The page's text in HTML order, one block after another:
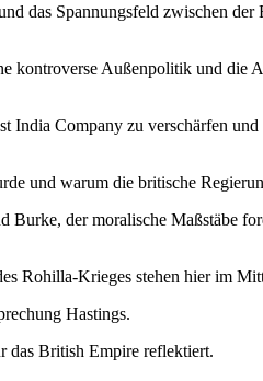
das Spannungsfeld zwischen der
kontroverse Außenpolitik und die
India Company zu verschärfen
und warum die britische
der moralische Maßstäbe
Rohilla-Krieges stehen hier im
Hastings.
das British Empire reflektiert.